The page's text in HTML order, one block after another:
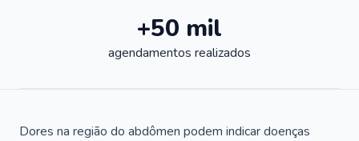
+50 mil
agendamentos realizados
Dores na região do abdômen podem indicar doenças